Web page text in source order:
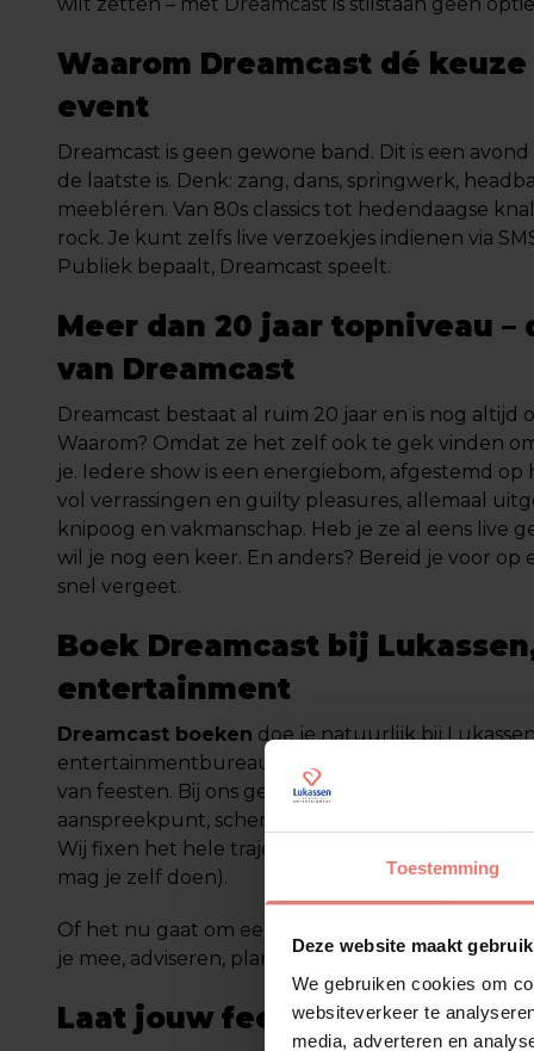
Toestemming
Deze website maakt
We gebruiken cookies om
websiteverkeer te
media, adverteren en
Waarom Dreamcast dé
event
Dreamcast is geen gewone band. Dit is een
de laatste is. Denk: zang, dans, springwerk,
meebléren. Van 80s classics tot hedendaagse
rock. Je kunt zelfs live verzoekjes indienen via
Publiek bepaalt, Dreamcast speelt.
Meer dan 20 jaar topniveau –
van Dreamcast
Dreamcast bestaat al ruim 20 jaar en is nog altijd
Waarom? Omdat ze het zelf ook te gek vinden
je. Iedere show is een energiebom, afgestemd
vol verrassingen en guilty pleasures, allemaal
knipoog en vakmanschap. Heb je ze al eens live
wil je nog een keer. En anders? Bereid je voor op
snel vergeet.
Boek Dreamcast bij
entertainment
Dreamcast boeken doe je natuurlijk bij
entertainmentbureau met meer dan 60 jaar
van feesten. Bij ons geen blabla, maar gewoon
aanspreekpunt, scherpe prijzen en alles tot in de
Wij fixen het hele traject: van planning tot de
mag je zelf doen).
Of het nu gaat om een enkele act of een hele
je mee, adviseren, plannen én begeleiden. Geen
Laat jouw feest knallen met